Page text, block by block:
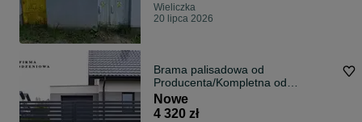
Wieliczka
20 lipca 2026
Brama palisadowa od
Producenta/Kompletna od
ręki/Automatyka/Montaż
Nowe
4 320 zł